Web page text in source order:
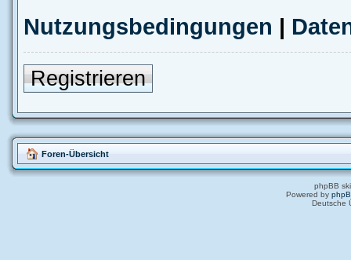
Nutzungsbedingungen |
Registrieren
Foren-Übersicht
phpBB
Powered by
Deutsche